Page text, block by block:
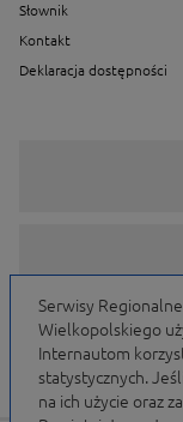
Słownik
Kontakt
Deklaracja dostępności
Serwisy
Wielkopolskiego
Internautom
statystycznych.
na ich użycie oraz